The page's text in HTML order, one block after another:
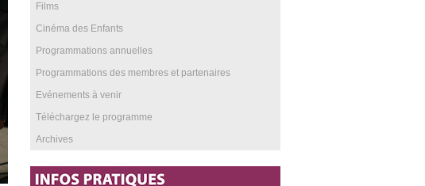
Films
Cinéma des Enfants
Programmations annuelles
Programmations des membres et partenaires
Evénements à venir
Téléchargez le programme
Archives